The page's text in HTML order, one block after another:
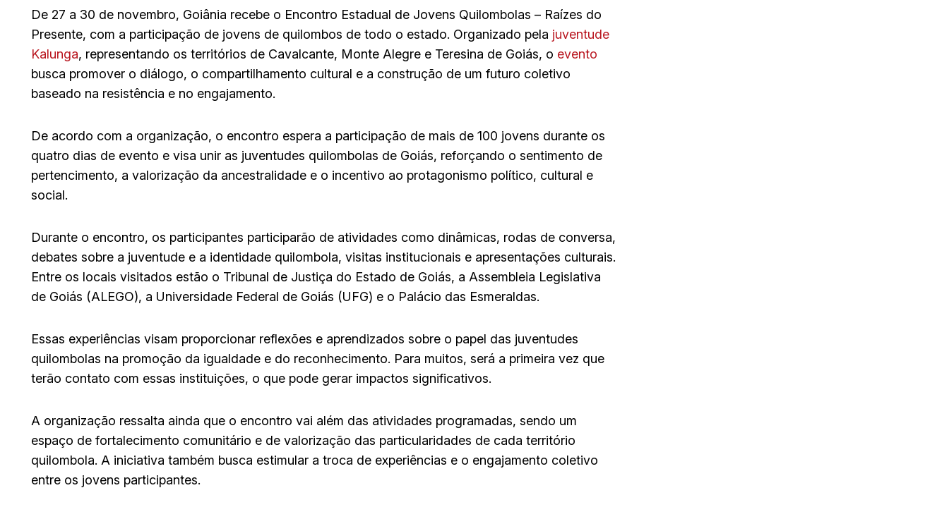
De 27 a 30 de novembro, Goiânia recebe o Encontro Estadual de Jovens Quilombolas – Raízes do
Presente, com a participação de jovens de quilombos de todo o estado. Organizado pela juventude
Kalunga, representando os territórios de Cavalcante, Monte Alegre e Teresina de Goiás, o evento
busca promover o diálogo, o compartilhamento cultural e a construção de um futuro coletivo
baseado na resistência e no engajamento.
De acordo com a organização, o encontro espera a participação de mais de 100 jovens durante os
quatro dias de evento e visa unir as juventudes quilombolas de Goiás, reforçando o sentimento de
pertencimento, a valorização da ancestralidade e o incentivo ao protagonismo político, cultural e
social.
Durante o encontro, os participantes participarão de atividades como dinâmicas, rodas de conversa,
debates sobre a juventude e a identidade quilombola, visitas institucionais e apresentações culturais.
Entre os locais visitados estão o Tribunal de Justiça do Estado de Goiás, a Assembleia Legislativa
de Goiás (ALEGO), a Universidade Federal de Goiás (UFG) e o Palácio das Esmeraldas.
Essas experiências visam proporcionar reflexões e aprendizados sobre o papel das juventudes
quilombolas na promoção da igualdade e do reconhecimento. Para muitos, será a primeira vez que
terão contato com essas instituições, o que pode gerar impactos significativos.
A organização ressalta ainda que o encontro vai além das atividades programadas, sendo um
espaço de fortalecimento comunitário e de valorização das particularidades de cada território
quilombola. A iniciativa também busca estimular a troca de experiências e o engajamento coletivo
entre os jovens participantes.